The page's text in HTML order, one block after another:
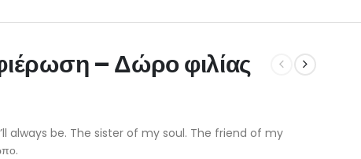
– Δώρο φιλίας
always be. The sister of my soul. The friend of my